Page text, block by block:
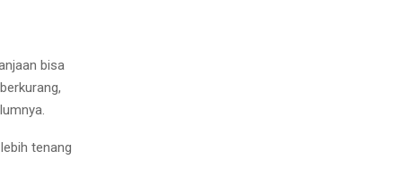
bisa
tenang